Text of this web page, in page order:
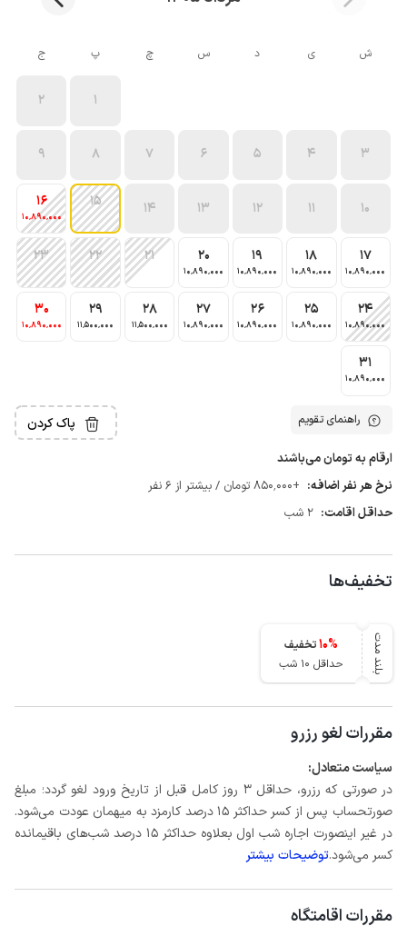
ش ی د س چ پ ج
1
2
3
4
5
6
7
8
9
10
11
12
13
14
15
16
10٬890٬000
17
10٬890٬000
18
10٬890٬000
19
10٬890٬000
20
10٬890٬000
21
22
23
24
10٬890٬000
25
10٬890٬000
26
10٬890٬000
27
10٬890٬000
28
11٬500٬000
29
11٬500٬000
30
10٬890٬000
31
10٬890٬000
راهنمای تقویم پاک کردن
ارقام به تومان می‌باشند
نرخ هر نفر اضافه: +850٬000 تومان / بیشتر از 6 نفر
حداقل اقامت: 2 شب
تخفیف‌ها
بلند مدت 10%
تخفیف
حداقل 10 شب
مقررات لغو رزرو
سیاست متعادل:
در صورتی که رزرو، حداقل 3 روز کامل قبل از تاریخ ورود لغو گردد؛ مبلغ
صورتحساب پس از کسر حداکثر 15 درصد کارمزد به میهمان عودت می‌شود.
در غیر اینصورت اجاره شب اول بعلاوه حداکثر 15 درصد شب‌های باقیمانده
کسر می‌شود.توضیحات بیشتر
مقررات اقامتگاه